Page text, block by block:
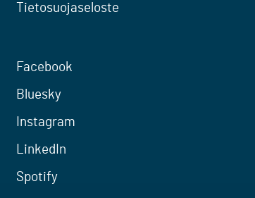
Tietosuojaseloste
Facebook
Bluesky
Instagram
LinkedIn
Spotify